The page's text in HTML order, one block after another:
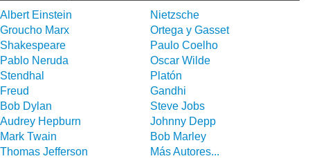
Albert Einstein
Nietzsche
Groucho Marx
Ortega y Gasset
Shakespeare
Paulo Coelho
Pablo Neruda
Oscar Wilde
Stendhal
Platón
Freud
Gandhi
Bob Dylan
Steve Jobs
Audrey Hepburn
Johnny Depp
Mark Twain
Bob Marley
Thomas Jefferson
Más Autores...